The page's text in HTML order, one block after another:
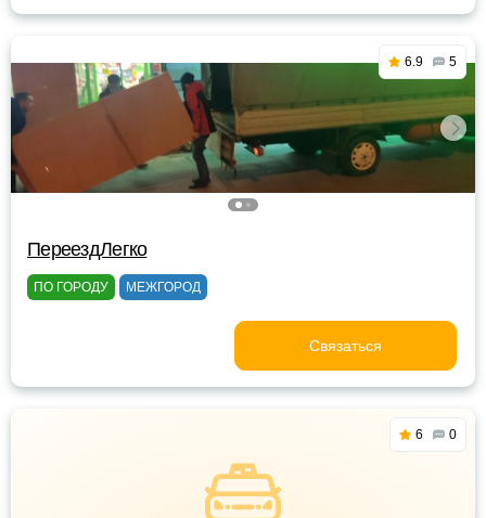
6.9 5
ПереездЛегко
ПО ГОРОДУ МЕЖГОРОД
Связаться
6 0